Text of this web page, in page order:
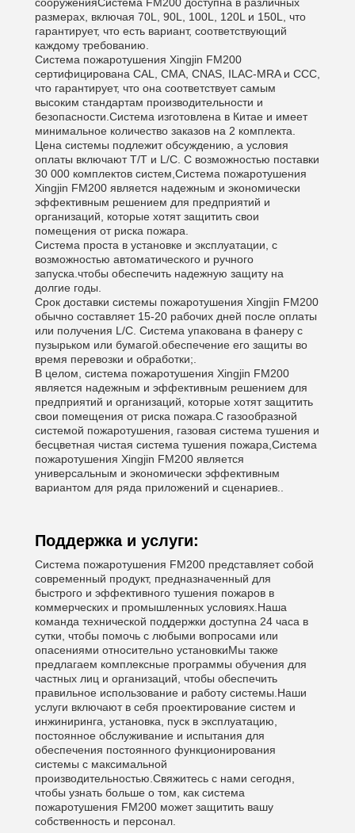
размерах, включая 70L, 90L, 100L, 120L и 150L, что
гарантирует, что есть вариант, соответствующий
каждому требованию.
Система пожаротушения Xingjin FM200
сертифицирована CAL, CMA, CNAS, ILAC-MRA и CCC,
что гарантирует, что она соответствует самым
высоким стандартам производительности и
безопасности.Система изготовлена в Китае и имеет
минимальное количество заказов на 2 комплекта.
Цена системы подлежит обсуждению, а условия
оплаты включают T/T и L/C. С возможностью поставки
30 000 комплектов систем,Система пожаротушения
Xingjin FM200 является надежным и экономически
эффективным решением для предприятий и
организаций, которые хотят защитить свои
помещения от риска пожара.
Система проста в установке и эксплуатации, с
возможностью автоматического и ручного
запуска.чтобы обеспечить надежную защиту на
долгие годы.
Срок доставки системы пожаротушения Xingjin FM200
обычно составляет 15-20 рабочих дней после оплаты
или получения L/C. Система упакована в фанеру с
пузырьком или бумагой.обеспечение его защиты во
время перевозки и обработки;.
В целом, система пожаротушения Xingjin FM200
является надежным и эффективным решением для
предприятий и организаций, которые хотят защитить
свои помещения от риска пожара.С газообразной
системой пожаротушения, газовая система тушения и
бесцветная чистая система тушения пожара,Система
пожаротушения Xingjin FM200 является
универсальным и экономически эффективным
вариантом для ряда приложений и сценариев..
Поддержка и услуги:
Система пожаротушения FM200 представляет собой
современный продукт, предназначенный для
быстрого и эффективного тушения пожаров в
коммерческих и промышленных условиях.Наша
команда технической поддержки доступна 24 часа в
сутки, чтобы помочь с любыми вопросами или
опасениями относительно установкиМы также
предлагаем комплексные программы обучения для
частных лиц и организаций, чтобы обеспечить
правильное использование и работу системы.Наши
услуги включают в себя проектирование систем и
инжиниринга, установка, пуск в эксплуатацию,
постоянное обслуживание и испытания для
обеспечения постоянного функционирования
системы с максимальной
производительностью.Свяжитесь с нами сегодня,
чтобы узнать больше о том, как система
пожаротушения FM200 может защитить вашу
собственность и персонал.